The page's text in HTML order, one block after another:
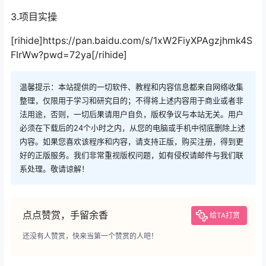
3.项目实操
[rihide]https://pan.baidu.com/s/1xW2FiyXPAgzjhmk4S
FIrWw?pwd=72ya[/rihide]
温馨提示：本站提供的一切软件、教程和内容信息都来自网络收集
整理，仅限用于学习和研究目的；不得将上述内容用于商业或者非
法用途，否则，一切后果请用户自负，版权争议与本站无关。用户
必须在下载后的24个小时之内，从您的电脑或手机中彻底删除上述
内容。如果您喜欢该程序和内容，请支持正版，购买注册，得到更
好的正版服务。我们非常重视版权问题，如有侵权请邮件与我们联
系处理。敬请谅解！
点点赞赏，手留余香 给TA打赏
还没有人赞赏，快来当第一个赞赏的人吧！